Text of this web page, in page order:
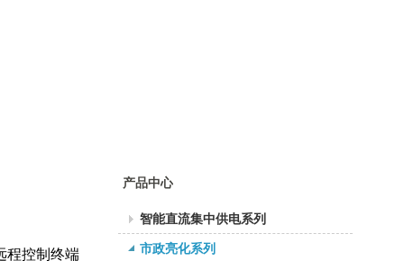
产品中心
智能直流集中供电系列
市政亮化系列
程控制终端